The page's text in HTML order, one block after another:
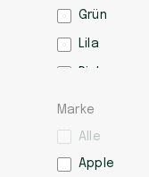
Grün
Lila
Rosa
Schwarz
Silber
Marke
Alle
Apple